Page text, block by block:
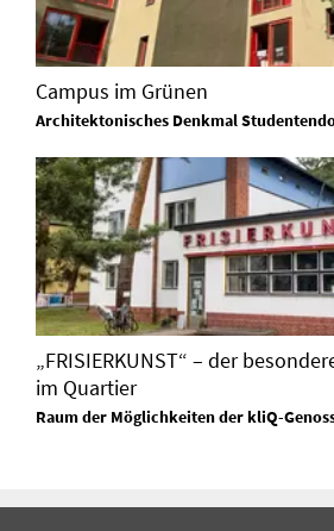
Campus im Grünen
Architektonisches Denkmal
„FRISIERKUNST“ – der
im Quartier
Raum der Möglichkeiten der kliQ-